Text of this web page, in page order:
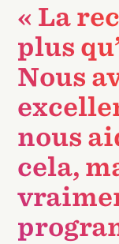
« La
plus
Nous
nous
cela,